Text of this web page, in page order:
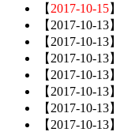
【 2017-10-15】
【 2017-10-13】
【 2017-10-13】
【 2017-10-13】
【 2017-10-13】
【 2017-10-13】
【 2017-10-13】
【 2017-10-13】